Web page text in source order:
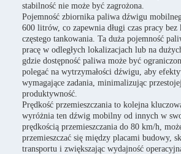
stabilność nie może być zagrożona.
Pojemność zbiornika paliwa dźwigu
600 litrów, co zapewnia długi czas pracy bez
częstego tankowania. Ta duża pojemność
pracę w odległych lokalizacjach lub na
gdzie dostępność paliwa może być
polegać na wytrzymałości dźwigu, aby
wymagające zadania, minimalizując
produktywność.
Prędkość przemieszczania to kolejna
wyróżnia ten dźwig mobilny od innych w
prędkością przemieszczania do 80 km/h,
przemieszczać się między placami budowy,
transportu i zwiększając wydajność